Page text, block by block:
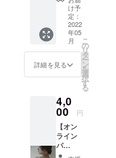
してい
ただけ
ます。
そのお
気持ち
に感謝
です！
ト】
The
AMOの
First
Collecti
on
"Giselle
(ジゼ
使った
ポスト
カード
３枚
セット
と、The
け予
定：
2022
年05
月
詳細を見る
こ
の
リ
タ
ー
ン
を
選
択
す
る
4,0
00 円
【オン
ライン
パ
フォー